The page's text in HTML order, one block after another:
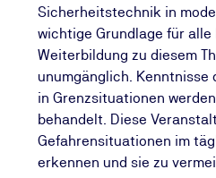
Sicherheitstechnik in
wichtige Grundlage für
Weiterbildung zu diesem
unumgänglich. Kenntnisse
in Grenzsituationen
behandelt. Diese
Gefahrensituationen im
erkennen und sie zu